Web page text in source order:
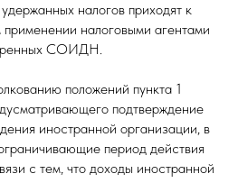
налогов приходят к
налоговыми агентами
СОИДН.
положений пункта 1
подтверждение
иностранной организации, в
период действия
с тем, что доходы иностранной